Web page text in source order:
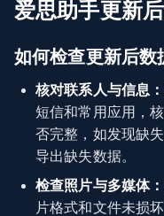
爱思助手更新
如何检查更新后数
核对联系人与信息：
短信和常用应用，
否完整，如发现缺
导出缺失数据。
检查照片与多媒体：
片格式和文件未损